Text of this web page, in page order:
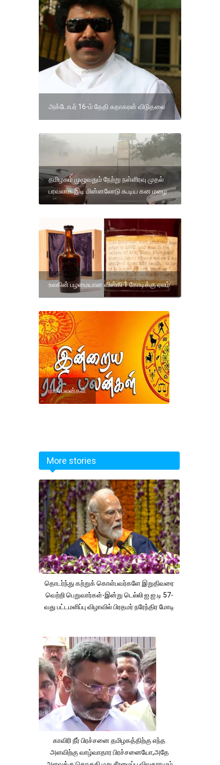
அக்டோபர் 16-ம் தேதி சுதாகரன் விடுதலை
தமிழகம் முழுவதும் நேற்று நள்ளிரவு முதல்
பரவலாக இடி மின்னலோடு கூடிய கன மழை
உலகின் பழமையான விஸ்கி 1 கோடிக்கு ஏலம்
ராசி பலன்கள்
More stories
தொடர்ந்து கற்றுக் கொள்பவர்களே இறுதிவரை
வெற்றி பெறுவார்கள்-இன்று டெல்லி ஐ.ஐ.டி 57-
வது பட்டமளிப்பு விழாவில் பிரதமர் நரேந்திர மோடி
காவிரி நீர் பிரச்சனை தமிழகத்திற்கு எந்த
அளவிற்கு வாழ்வாதார பிரச்சனையோ,அதே